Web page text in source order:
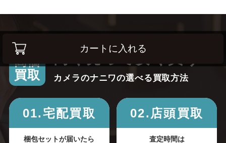
カートに入れる
高価
買取
高く売って安く買う！
カメラのナニワの選べる買取方法
01.宅配買取
梱包セットが届いたら
02.店頭買取
査定時間は